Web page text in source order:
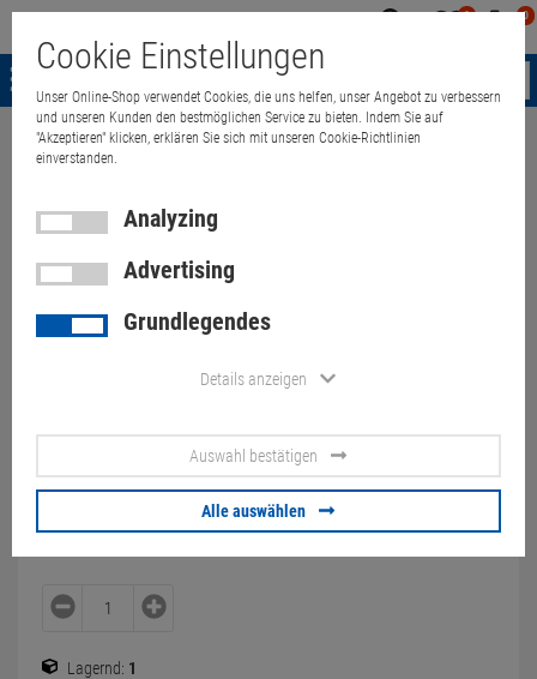
0 0
Menü
Weiter einkaufen
32" PHILIPS BDM3270 WQHD
2560x1440 Lautsprecher
(Kratzer links unten) ohne Fuß
70.00 €
Lagernd: 1
Cookie Einstellungen
Unser Online-Shop verwendet Cookies, die uns helfen, unser Angebot zu verbessern
und unseren Kunden den bestmöglichen Service zu bieten. Indem Sie auf
"Akzeptieren" klicken, erklären Sie sich mit unseren Cookie-Richtlinien
einverstanden.
Analyzing
Advertising
Grundlegendes
Details anzeigen
Auswahl bestätigen
Alle auswählen